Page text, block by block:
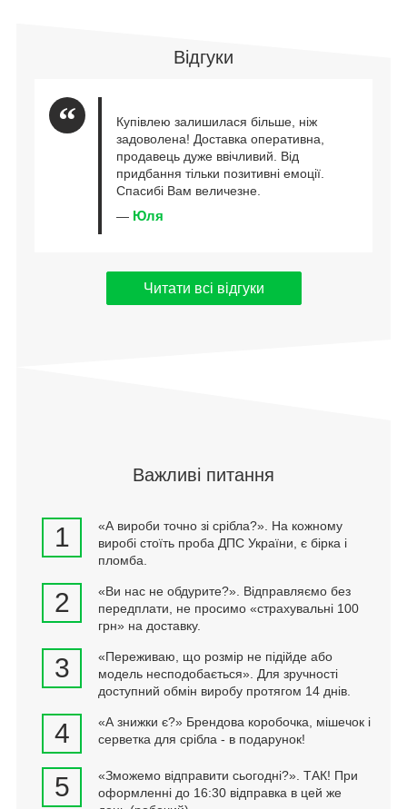
Відгуки
Купівлею залишилася більше, ніж
задоволена! Доставка оперативна,
продавець дуже ввічливий. Від
придбання тільки позитивні емоції.
Спасибі Вам величезне.
— Юля
Читати всі відгуки
Важливі питання
1
«А вироби точно зі срібла?». На кожному
виробі стоїть проба ДПС України, є бірка і
пломба.
2
«Ви нас не обдурите?». Відправляємо без
передплати, не просимо «страхувальні 100
грн» на доставку.
3
«Переживаю, що розмір не підійде або
модель несподобається». Для зручності
доступний обмін виробу протягом 14 днів.
4
«А знижки є?» Брендова коробочка, мішечок і
серветка для срібла - в подарунок!
5
«Зможемо відправити сьогодні?». ТАК! При
оформленні до 16:30 відправка в цей же